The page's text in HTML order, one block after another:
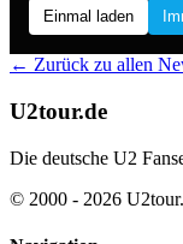
Einmal laden
← Zurück zu allen
U2tour.de
Die deutsche U2
© 2000 - 2026